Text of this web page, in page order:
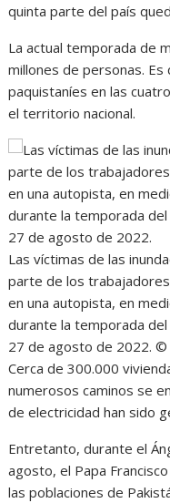
quinta parte del país
La actual temporada de
millones de personas.
paquistaníes en las
el territorio nacional.
Las víctimas de las
parte de los
en una autopista, en
durante la temporada del
27 de agosto de 2022. ©
Cerca de 300.000
numerosos caminos se
de electricidad han sido
Entretanto, durante el
agosto, el Papa
las poblaciones de